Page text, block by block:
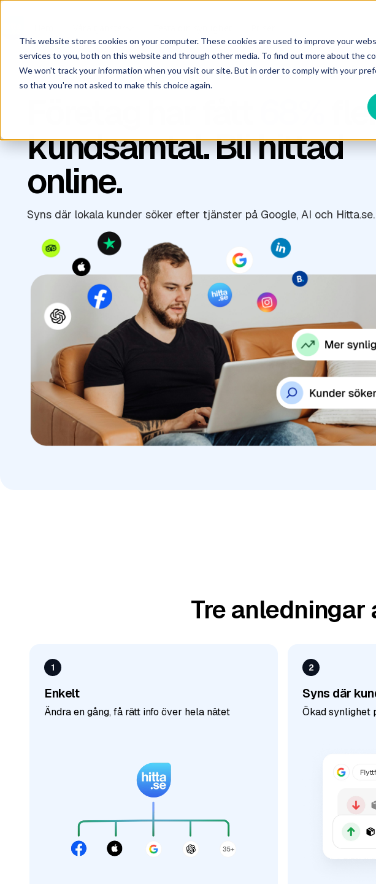
This website stores cookies on your computer. These cookies are used to improve your
services to you, both on this website and through other media. To find out more about the
We won't track your information when you visit our site. But in order to comply with your
so that you're not asked to make this choice again.
kundsamtal. Bli hittad
online.
Syns där lokala kunder söker efter tjänster på Google, AI och Hitta.se.
Tre
1
Enkelt
Ändra en gång, få rätt info över hela nätet
2
Syns där
Ökad synlighet